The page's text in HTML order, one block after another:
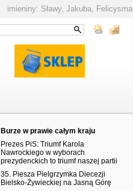
imieniny: Sławy, Jakuba, Felicysma
Burze w prawie całym kraju
Prezes PiS: Triumf Karola
Nawrockiego w wyborach
prezydenckich to triumf naszej partii
35. Piesza Pielgrzymka Diecezji
Bielsko-Żywieckiej na Jasną Górę